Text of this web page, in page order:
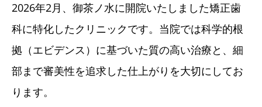
2026年2月、御茶ノ水に開院いたしました矯正歯
科に特化したクリニックです。当院では科学的根
拠（エビデンス）に基づいた質の高い治療と、細
部まで審美性を追求した仕上がりを大切にしてお
ります。